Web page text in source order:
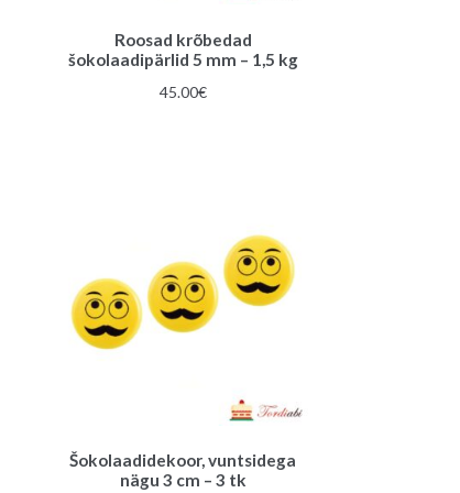
Roosad krõbedad
šokolaadipärlid 5 mm – 1,5 kg
45.00€
Šokolaadidekoor, vuntsidega
nägu 3 cm – 3 tk